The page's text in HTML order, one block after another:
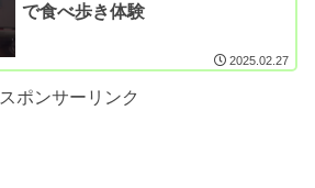
で食べ歩き体験
2025.02.27
スポンサーリンク